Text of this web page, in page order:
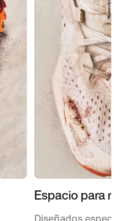
Espacio para
Diseñados